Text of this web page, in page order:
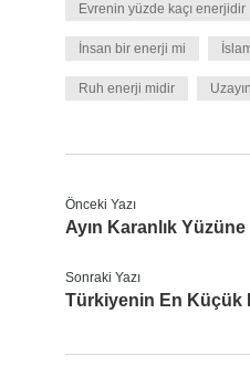
Evrenin yüzde kaçı enerjidir
İnsan bir enerji mi
Ruh enerji midir
Önceki Yazı
Ayın Karanlık
Sonraki Yazı
Türkiyenin En Küçük